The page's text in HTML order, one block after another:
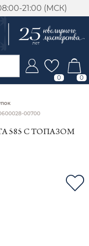
21:00 (МСК)
0 0
00700
585 С ТОПАЗОМ